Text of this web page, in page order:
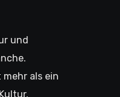
und
als ein